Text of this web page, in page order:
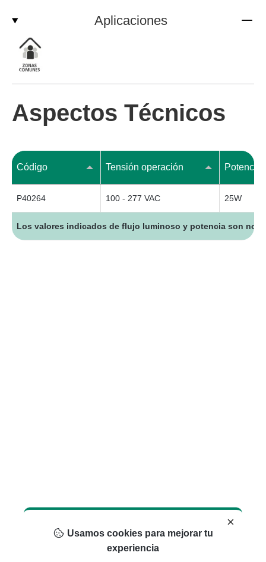
Aplicaciones
Aspectos Técnicos
Código Tensión operación Potencia
P40264 100 - 277 VAC 25W
Los valores indicados de flujo luminoso y potencia son
×
Usamos cookies para mejorar tu
experiencia